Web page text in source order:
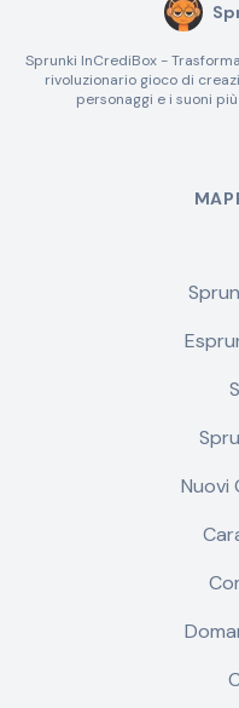
Sprunki InCrediBox -
rivoluzionario gioco di
personaggi e i suoni
Nuovi